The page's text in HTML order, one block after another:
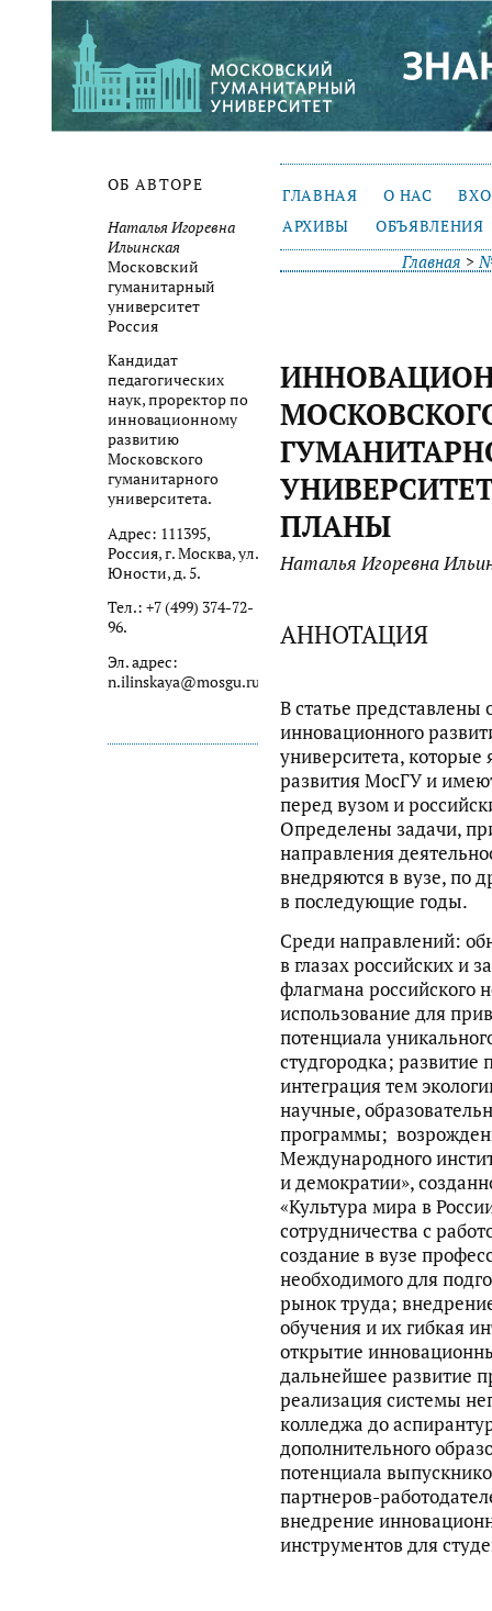
ОБ АВТОРЕ
Наталья Игоревна
Ильинская
Московский
гуманитарный
университет
Россия
Кандидат
педагогических
наук, проректор по
инновационному
развитию
Московского
гуманитарного
университета.
Адрес: 111395,
Россия, г. Москва, ул.
Юности, д. 5.
Тел.: +7 (499) 374-72-
96.
Эл. адрес:
n.ilinskaya@mosgu.ru
ГЛАВНАЯ О НАС
АРХИВЫ
ОБЪЯВЛЕНИЯ
Главная >
ПЛАНЫ
Наталья Игоревна
АННОТАЦИЯ
В статье
инновационного
университета, которые
развития МосГУ и
перед вузом и
Определены задачи,
направления
внедряются в вузе, по
в последующие годы.
Среди направлений:
в глазах российских и
флагмана российского
использование для
потенциала
студгородка; развитие
интеграция тем
научные,
программы;
Международного
и демократии»,
«Культура мира в
сотрудничества с
создание в вузе
необходимого для
рынок труда;
обучения и их гибкая
открытие
дальнейшее развитие
реализация системы
колледжа до
дополнительного
потенциала
партнеров-
внедрение
инструментов для